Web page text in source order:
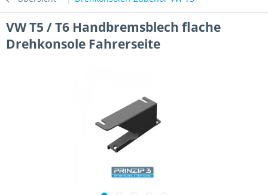
VW T5 / T6 Handbremsblech flache
Drehkonsole Fahrerseite